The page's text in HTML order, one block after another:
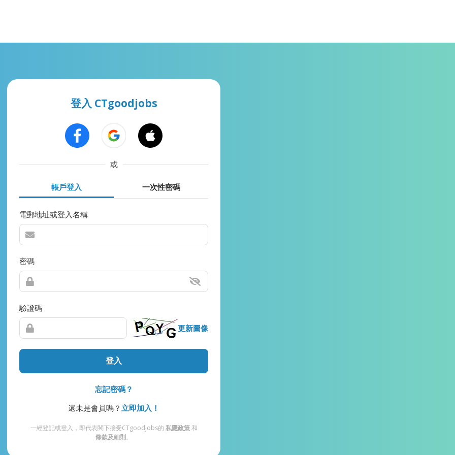
登入 CTgoodjobs
或
帳戶登入 一次性密碼
電郵地址或登入名稱
密碼
驗證碼
更新圖像
登入
忘記密碼？
還未是會員嗎？ 立即加入！
一經登記或登入，即代表閣下接受CTgoodjobs的 私隱政策和
條款及細則。